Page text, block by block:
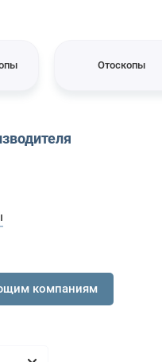
Отоскопы
компаниям